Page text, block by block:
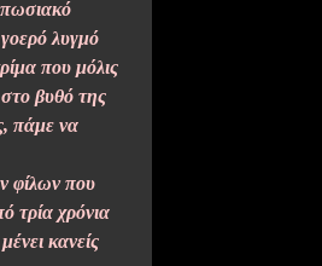
λυγμό
που μόλις
βυθό της
πάμε να
φίλων που
τρία χρόνια
κανείς